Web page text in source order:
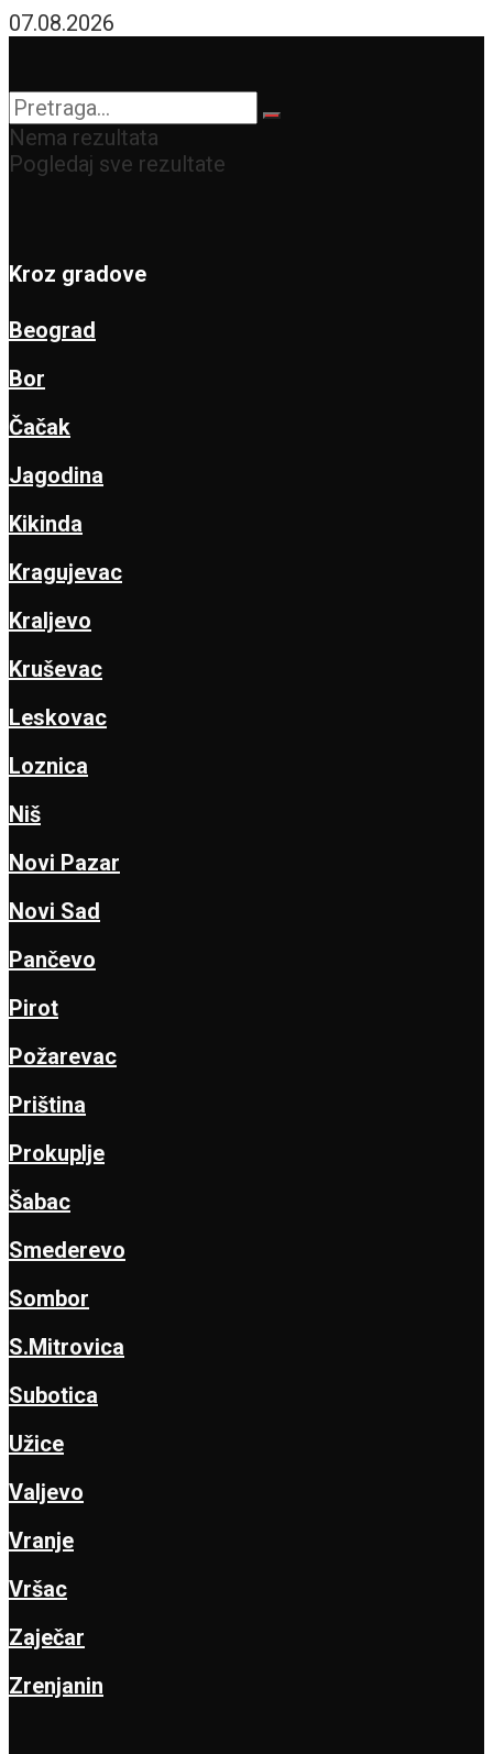
policije obišao požarište
07.08.2026
Nema rezultata
Pogledaj sve rezultate
Kroz gradove
Beograd
Bor
Čačak
Jagodina
Kikinda
Kragujevac
Kraljevo
Kruševac
Leskovac
Loznica
Niš
Novi Pazar
Novi Sad
Pančevo
Pirot
Požarevac
Priština
Prokuplje
Šabac
Smederevo
Sombor
S.Mitrovica
Subotica
Užice
Valjevo
Vranje
Vršac
Zaječar
Zrenjanin